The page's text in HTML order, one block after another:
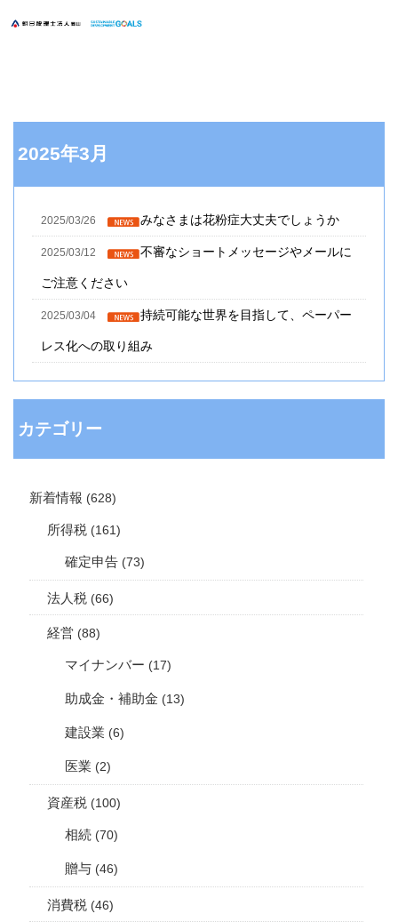
2025年3月
2025/03/26 みなさまは花粉症大丈夫でしょうか
2025/03/12 不審なショートメッセージやメールに
ご注意ください
2025/03/04 持続可能な世界を目指して、ペーパー
レス化への取り組み
カテゴリー
新着情報 (628)
所得税 (161)
確定申告 (73)
法人税 (66)
経営 (88)
マイナンバー (17)
助成金・補助金 (13)
建設業 (6)
医業 (2)
資産税 (100)
相続 (70)
贈与 (46)
消費税 (46)